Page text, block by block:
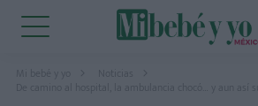
Mi bebé y yo
Noticias
De camino al hospital, la ambulancia chocó… y aun así